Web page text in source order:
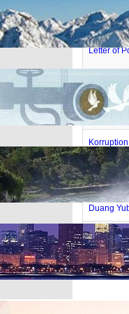
Thailand
Letter of
Im
Thaksin
bestechen
Illegale
Duang
Thai